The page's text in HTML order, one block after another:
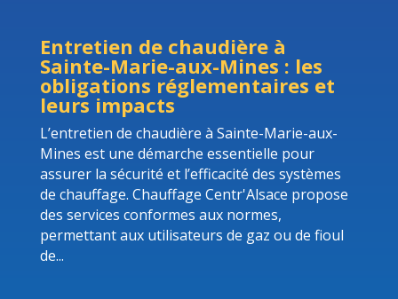
Entretien de chaudière à
Sainte-Marie-aux-Mines : les
obligations réglementaires et
leurs impacts
L’entretien de chaudière à Sainte-Marie-aux-
Mines est une démarche essentielle pour
assurer la sécurité et l’efficacité des systèmes
de chauffage. Chauffage Centr'Alsace propose
des services conformes aux normes,
permettant aux utilisateurs de gaz ou de fioul
de...